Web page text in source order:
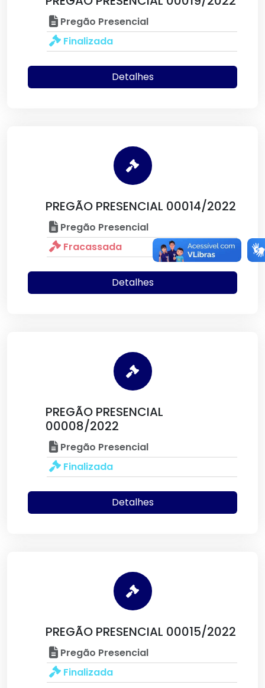
Pregão Presencial
Finalizada
Detalhes
PREGÃO PRESENCIAL 00014/2022
Pregão Presencial
Fracassada
Detalhes
PREGÃO PRESENCIAL
00008/2022
Pregão Presencial
Finalizada
Detalhes
PREGÃO PRESENCIAL 00015/2022
Pregão Presencial
Finalizada